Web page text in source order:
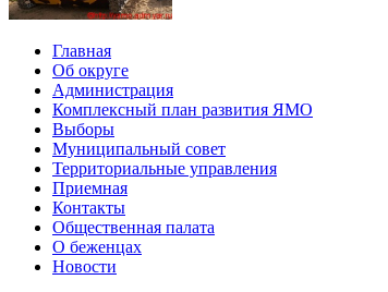
Главная
Об округе
Администрация
Комплексный план развития ЯМО
Выборы
Муниципальный совет
Территориальные управления
Приемная
Контакты
Общественная палата
О беженцах
Новости